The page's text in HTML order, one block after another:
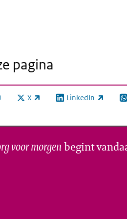
pagina
X
(externe link) LinkedIn
(externe link)
voor morgen begint